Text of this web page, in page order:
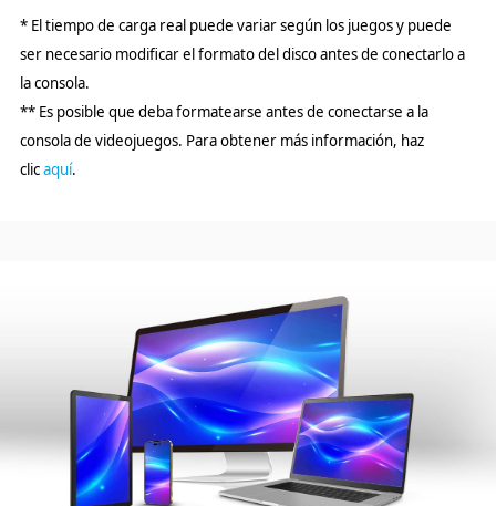
* El tiempo de carga real puede variar según los juegos y puede
ser necesario modificar el formato del disco antes de conectarlo a
la consola.
** Es posible que deba formatearse antes de conectarse a la
consola de videojuegos. Para obtener más información, haz
clicaquí.